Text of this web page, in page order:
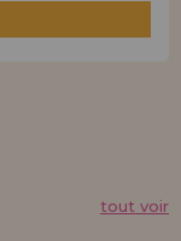
tout voir